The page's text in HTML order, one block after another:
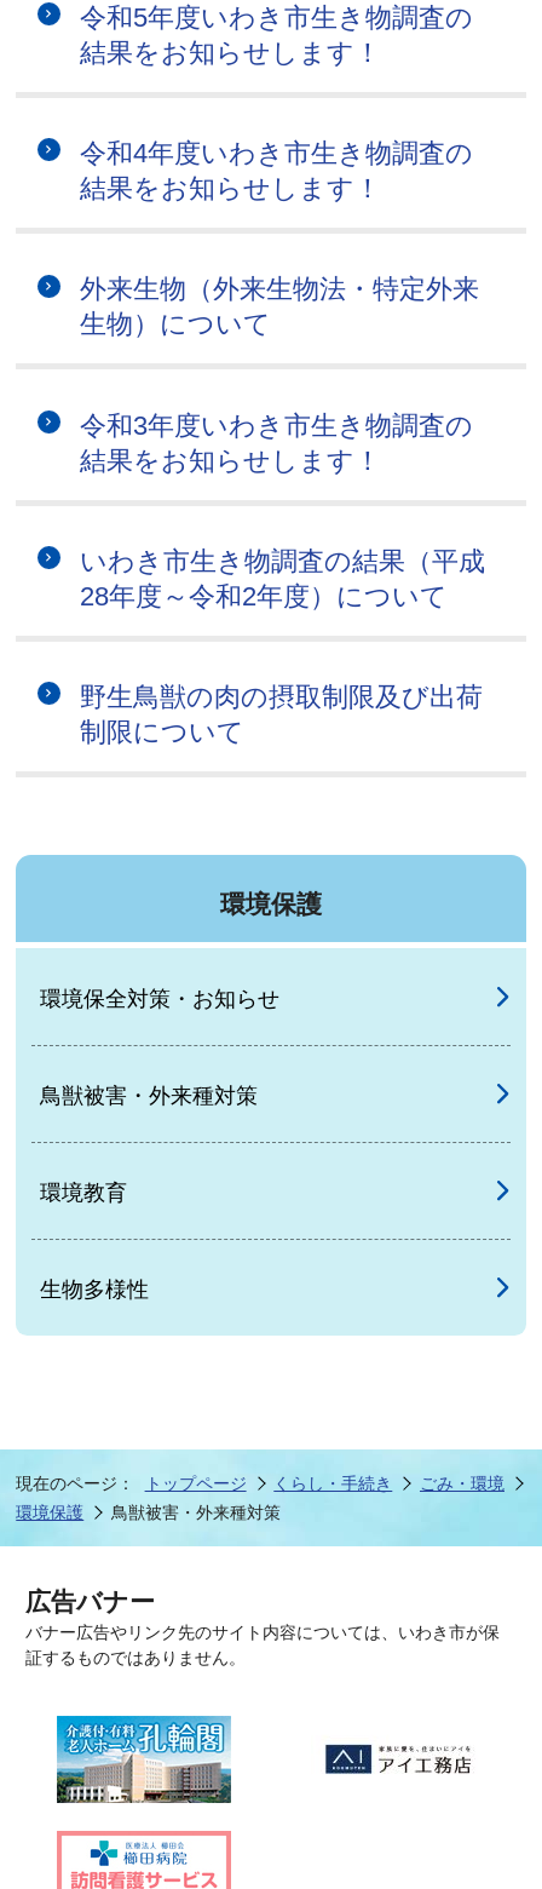
令和5年度いわき市生き物調査の
結果をお知らせします！
令和4年度いわき市生き物調査の
結果をお知らせします！
外来生物（外来生物法・特定外来
生物）について
令和3年度いわき市生き物調査の
結果をお知らせします！
いわき市生き物調査の結果（平成
28年度～令和2年度）について
野生鳥獣の肉の摂取制限及び出荷
制限について
環境保護
環境保全対策・お知らせ
鳥獣被害・外来種対策
環境教育
生物多様性
現在のページ： トップページ くらし・手続き
ごみ・環境
環境保護
鳥獣被害・外来種対策
広告バナー
バナー広告やリンク先のサイト内容については、いわき市が保
証するものではありません。